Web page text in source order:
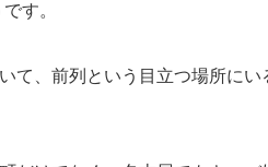
す。
て、前列という目立つ場所に